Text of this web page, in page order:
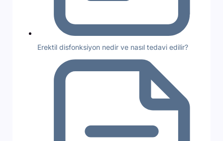
Erektil disfonksiyon nedir ve nasıl tedavi edilir?